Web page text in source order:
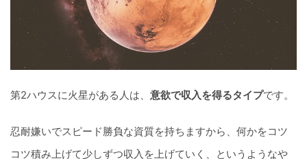
第2ハウスに火星がある人は、 意欲で収入を得るタイプです。
忍耐嫌いでスピード勝負な資質を持ちますから、何かをコツ
コツ積み上げて少しずつ収入を上げていく、というようなや